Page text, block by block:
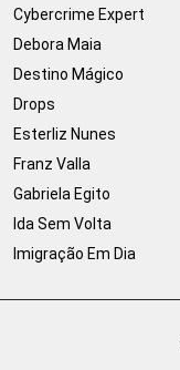
Cybercrime Expert
Debora Maia
Destino Mágico
Drops
Esterliz Nunes
Franz Valla
Gabriela Egito
Ida Sem Volta
Imigração Em Dia